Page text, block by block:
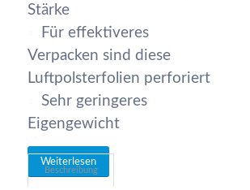
Stärke
Für effektiveres
Verpacken sind diese
Luftpolsterfolien perforiert
Sehr geringeres
Eigengewicht
Weiterlesen
Beschreibung